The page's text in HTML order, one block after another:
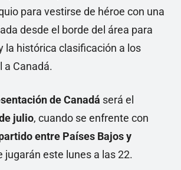
para vestirse de héroe con una
desde el borde del área para
la histórica clasificación a los
a Canadá.
de Canadá será el
julio, cuando se enfrente con
entre Países Bajos y
jugarán este lunes a las 22.